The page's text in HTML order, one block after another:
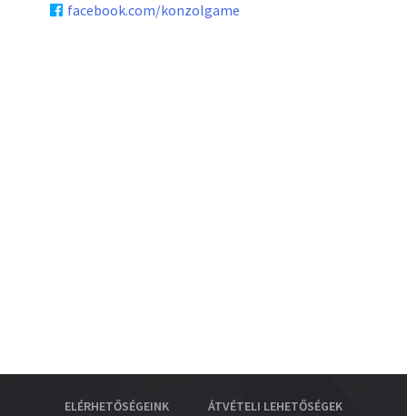
facebook.com/konzolgame
ELÉRHETŐSÉGEINK ÁTVÉTELI LEHETŐSÉGEK